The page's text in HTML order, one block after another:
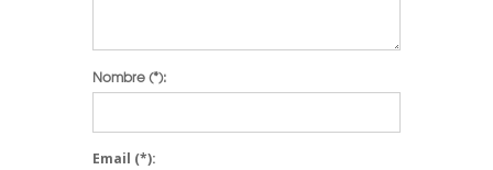
Nombre(*):
Email (*):